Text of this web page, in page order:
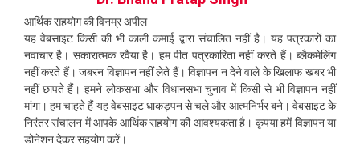
आर्थिक सहयोग की विनम्र अपील
यह वेबसाइट किसी की भी काली कमाई द्वारा संचालित नहीं है। यह पत्रकारों का
नवाचार है। सकारात्मक रवैया है। हम पीत पत्रकारिता नहीं करते हैं। ब्लैकमेलिंग
नहीं करते हैं। जबरन विज्ञापन नहीं लेते हैं। विज्ञापन न देने वाले के खिलाफ खबर भी
नहीं छापते हैं। हमने लोकसभा और विधानसभा चुनाव में किसी से भी विज्ञापन नहीं
मांगा। हम चाहते हैं यह वेबसाइट धाकड़पन से चले और आत्मनिर्भर बने। वेबसाइट के
निरंतर संचालन में आपके आर्थिक सहयोग की आवश्यकता है। कृपया हमें विज्ञापन या
डोनेशन देकर सहयोग करें।